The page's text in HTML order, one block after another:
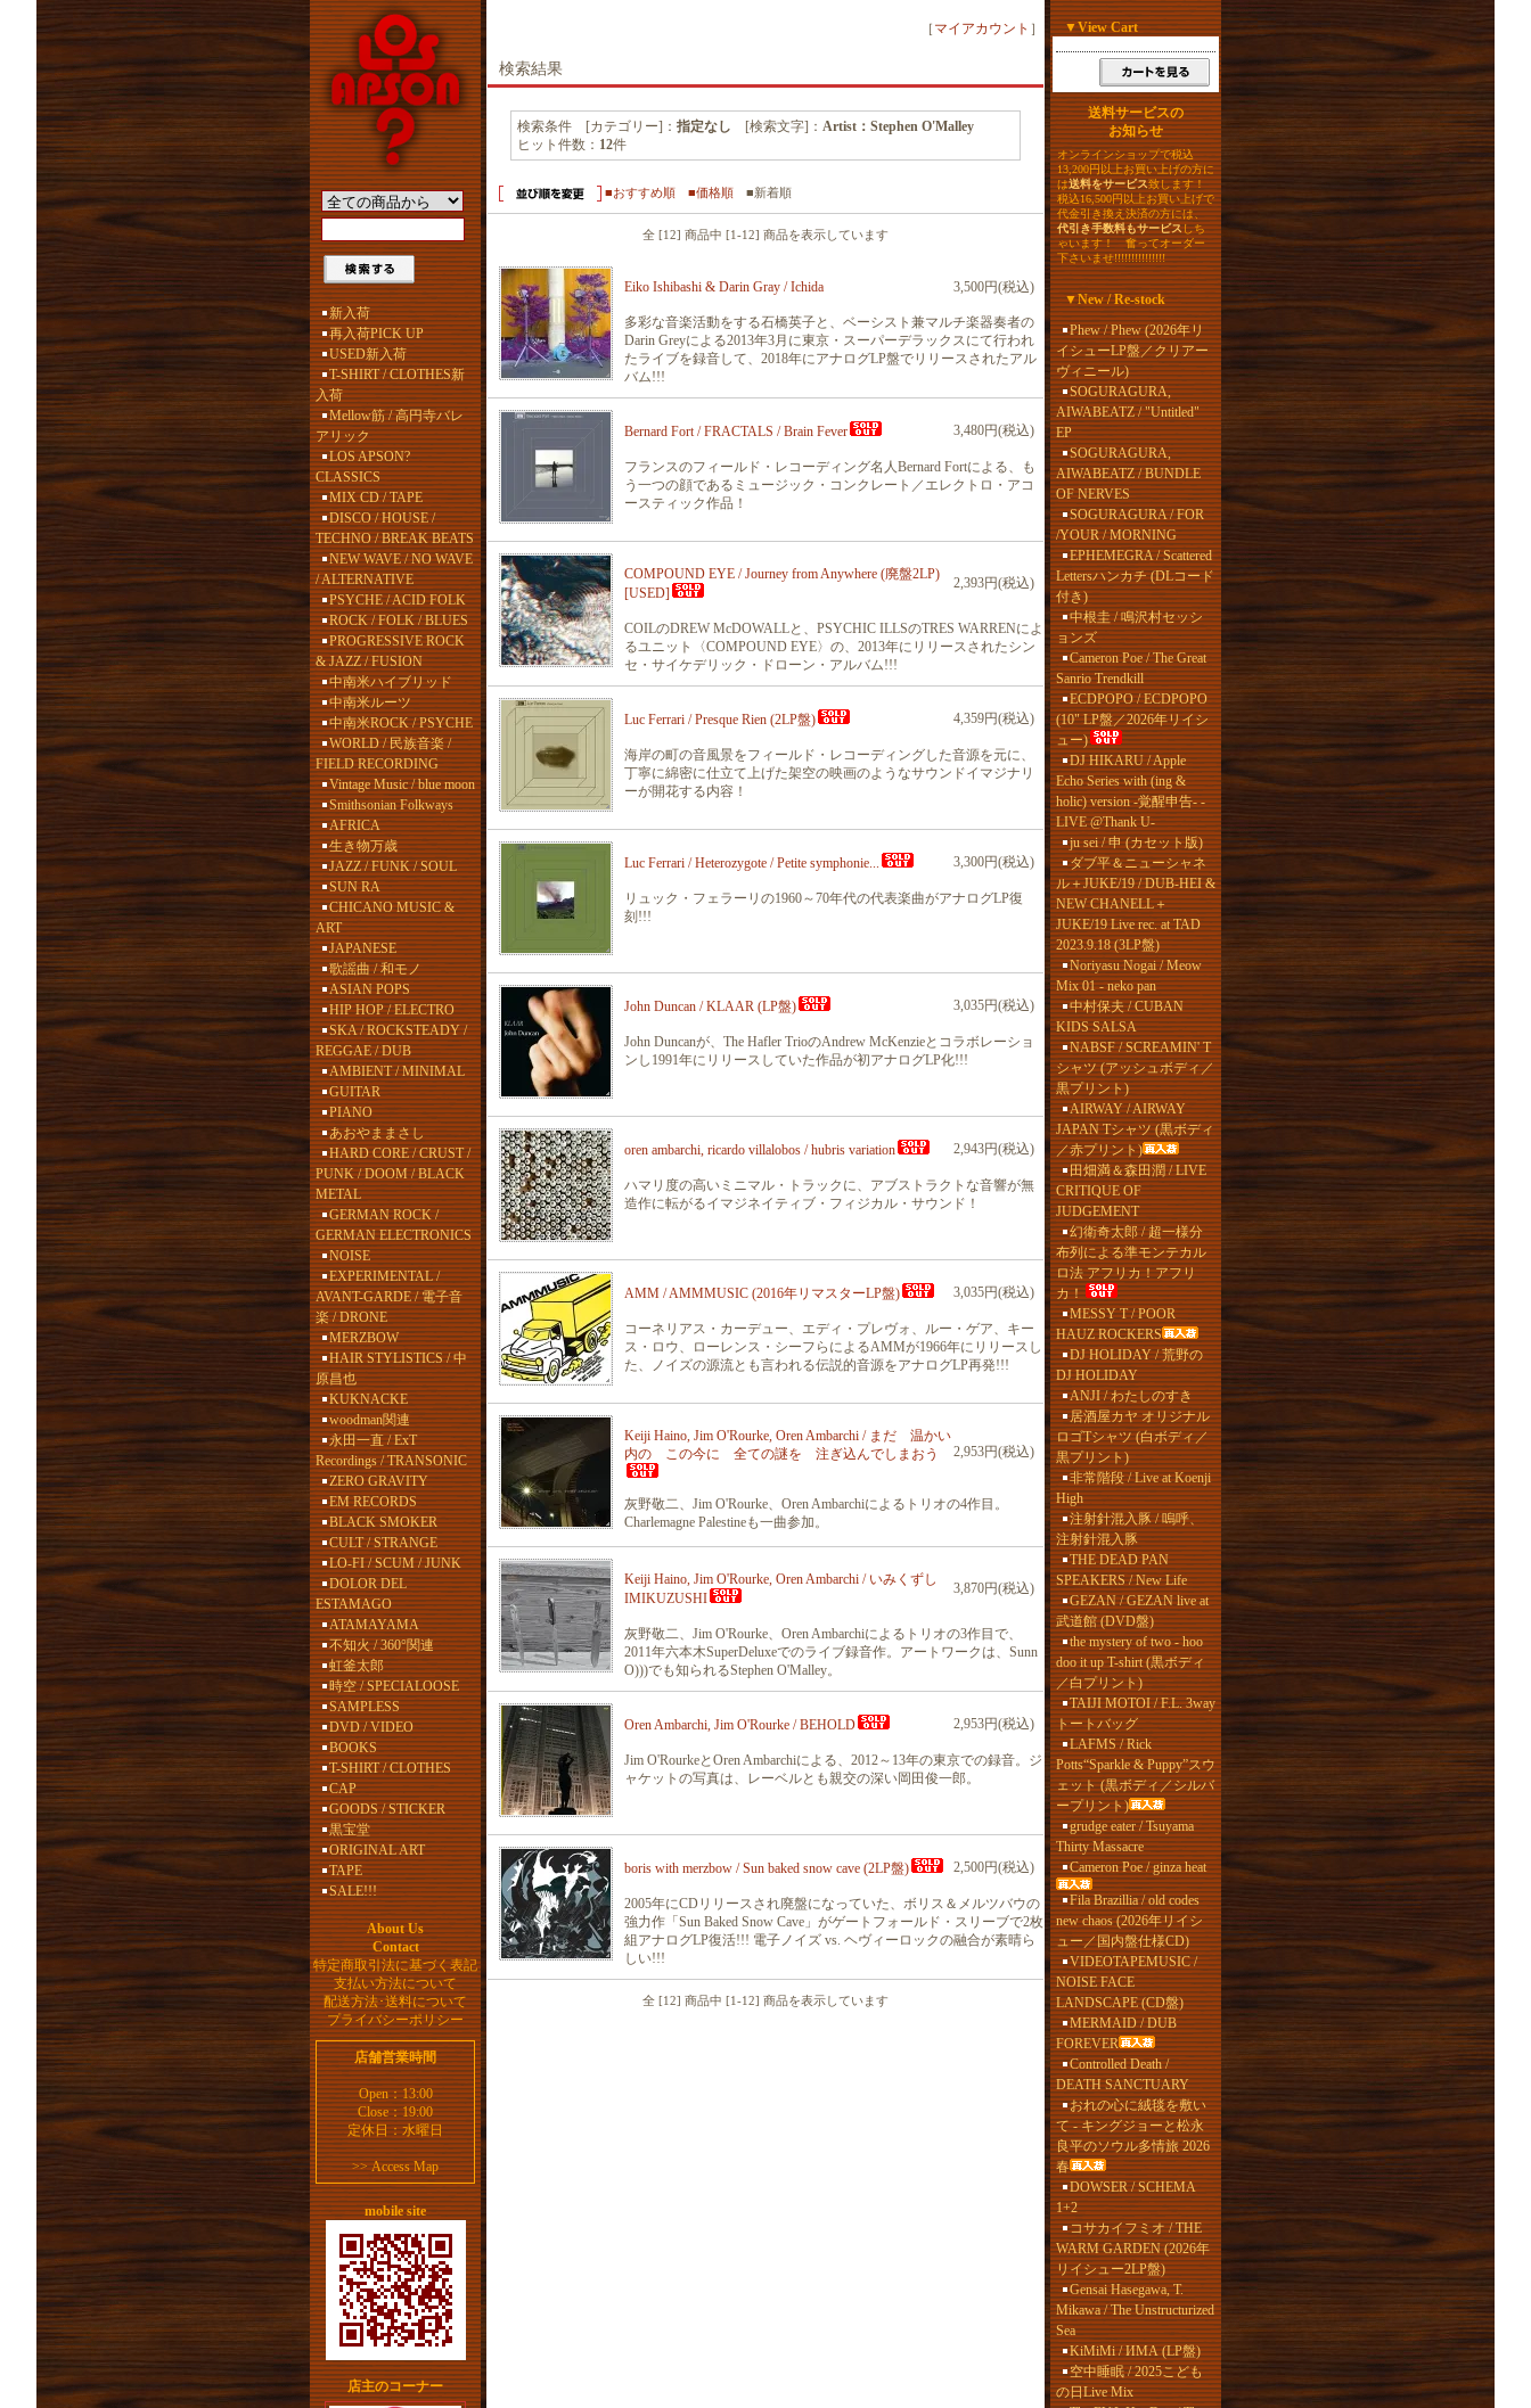
新入荷
再入荷PICK UP
USED新入荷
T-SHIRT / CLOTHES新
入荷
Mellow筋 / 高円寺バレ
アリック
LOS APSON?
CLASSICS
MIX CD / TAPE
DISCO / HOUSE /
TECHNO / BREAK BEATS
NEW WAVE / NO WAVE
/ ALTERNATIVE
PSYCHE / ACID FOLK
ROCK / FOLK / BLUES
PROGRESSIVE ROCK
& JAZZ / FUSION
中南米ハイブリッド
中南米ルーツ
中南米ROCK / PSYCHE
WORLD / 民族音楽 /
FIELD RECORDING
Vintage Music / blue moon
Smithsonian Folkways
AFRICA
生き物万歳
JAZZ / FUNK / SOUL
SUN RA
CHICANO MUSIC &
ART
JAPANESE
歌謡曲 / 和モノ
ASIAN POPS
HIP HOP / ELECTRO
SKA / ROCKSTEADY /
REGGAE / DUB
AMBIENT / MINIMAL
GUITAR
PIANO
あおやままさし
HARD CORE / CRUST /
PUNK / DOOM / BLACK
METAL
GERMAN ROCK /
GERMAN ELECTRONICS
NOISE
EXPERIMENTAL /
AVANT-GARDE / 電子音
楽 / DRONE
MERZBOW
HAIR STYLISTICS / 中
原昌也
KUKNACKE
woodman関連
永田一直 / ExT
Recordings / TRANSONIC
ZERO GRAVITY
EM RECORDS
BLACK SMOKER
CULT / STRANGE
LO-FI / SCUM / JUNK
DOLOR DEL
ESTAMAGO
ATAMAYAMA
不知火 / 360°関連
虹釜太郎
時空 / SPECIALOOSE
SAMPLESS
DVD / VIDEO
BOOKS
T-SHIRT / CLOTHES
CAP
GOODS / STICKER
黒宝堂
ORIGINAL ART
TAPE
SALE!!!
About Us
Contact
特定商取引法に基づく表記
支払い方法について
配送方法･送料について
プライバシーポリシー
店舗営業時間
Open：13:00
Close：19:00
定休日：水曜日
>>Access Map
mobile site
店主のコーナー
［ マイアカウント ］
検索結果
検索条件 [カテゴリー]： 指定なし [検索文字]： Artist：Stephen O'Malley
ヒット件数： 12件
■おすすめ順 ■価格順 ■新着順
全 [12] 商品中 [1-12] 商品を表示しています
Eiko Ishibashi & Darin Gray / Ichida 3,500円(税込)
多彩な音楽活動をする石橋英子と、ベーシスト兼マルチ楽器奏者の
Darin Greyによる2013年3月に東京・スーパーデラックスにて行われ
たライブを録音して、2018年にアナログLP盤でリリースされたアル
バム!!!
Bernard Fort / FRACTALS / Brain Fever 3,480円(税込)
フランスのフィールド・レコーディング名人Bernard Fortによる、も
う一つの顔であるミュージック・コンクレート／エレクトロ・アコ
ースティック作品！
COMPOUND EYE / Journey from Anywhere (廃盤2LP)
[USED]
2,393円(税込)
COILのDREW McDOWALLと、PSYCHIC ILLSのTRES WARRENによ
るユニット〈COMPOUND EYE〉の、2013年にリリースされたシン
セ・サイケデリック・ドローン・アルバム!!!
Luc Ferrari / Presque Rien (2LP盤) 4,359円(税込)
海岸の町の音風景をフィールド・レコーディングした音源を元に、
丁寧に綿密に仕立て上げた架空の映画のようなサウンドイマジナリ
ーが開花する内容！
Luc Ferrari / Heterozygote / Petite symphonie... 3,300円(税込)
リュック・フェラーリの1960～70年代の代表楽曲がアナログLP復
刻!!!
John Duncan / KLAAR (LP盤) 3,035円(税込)
John Duncanが、The Hafler TrioのAndrew McKenzieとコラボレーショ
ンし1991年にリリースしていた作品が初アナログLP化!!!
oren ambarchi, ricardo villalobos / hubris variation 2,943円(税込)
ハマリ度の高いミニマル・トラックに、アブストラクトな音響が無
造作に転がるイマジネイティブ・フィジカル・サウンド！
AMM / AMMMUSIC (2016年リマスターLP盤) 3,035円(税込)
コーネリアス・カーデュー、エディ・プレヴォ、ルー・ゲア、キー
ス・ロウ、ローレンス・シーフらによるAMMが1966年にリリースし
た、ノイズの源流とも言われる伝説的音源をアナログLP再発!!!
Keiji Haino, Jim O'Rourke, Oren Ambarchi / まだ 温かい
内の この今に 全ての謎を 注ぎ込んでしまおう
2,953円(税込)
灰野敬二、Jim O'Rourke、Oren Ambarchiによるトリオの4作目。
Charlemagne Palestineも一曲参加。
Keiji Haino, Jim O'Rourke, Oren Ambarchi / いみくずし
IMIKUZUSHI
3,870円(税込)
灰野敬二、Jim O'Rourke、Oren Ambarchiによるトリオの3作目で、
2011年六本木SuperDeluxeでのライブ録音作。アートワークは、Sunn
O)))でも知られるStephen O'Malley。
Oren Ambarchi, Jim O'Rourke / BEHOLD 2,953円(税込)
Jim O'RourkeとOren Ambarchiによる、2012～13年の東京での録音。ジ
ャケットの写真は、レーベルとも親交の深い岡田俊一郎。
boris with merzbow / Sun baked snow cave (2LP盤) 2,500円(税込)
2005年にCDリリースされ廃盤になっていた、ボリス＆メルツバウの
強力作「Sun Baked Snow Cave」がゲートフォールド・スリーブで2枚
組アナログLP復活!!! 電子ノイズ vs. ヘヴィーロックの融合が素晴ら
しい!!!
全 [12] 商品中 [1-12] 商品を表示しています
▼View Cart
送料サービスの
お知らせ
オンラインショップで税込
13,200円以上お買い上げの方に
は送料をサービス致します！
税込16,500円以上お買い上げで
代金引き換え決済の方には、
代引き手数料もサービスしち
ゃいます！ 奮ってオーダー
下さいませ!!!!!!!!!!!!!!!
▼New / Re-stock
Phew / Phew (2026年リ
イシューLP盤／クリアー
ヴィニール)
SOGURAGURA,
AIWABEATZ / "Untitled"
EP
SOGURAGURA,
AIWABEATZ / BUNDLE
OF NERVES
SOGURAGURA / FOR
/YOUR / MORNING
EPHEMEGRA / Scattered
Lettersハンカチ (DLコード
付き)
中根圭 / 鳴沢村セッシ
ョンズ
Cameron Poe / The Great
Sanrio Trendkill
ECDPOPO / ECDPOPO
(10" LP盤／2026年リイシ
ュー)
DJ HIKARU / Apple
Echo Series with (ing &
holic) version -覚醒申告- -
LIVE @Thank U-
ju sei / 申 (カセット版)
ダブ平＆ニューシャネ
ル＋JUKE/19 / DUB-HEI &
NEW CHANELL＋
JUKE/19 Live rec. at TAD
2023.9.18 (3LP盤)
Noriyasu Nogai / Meow
Mix 01 - neko pan
中村保夫 / CUBAN
KIDS SALSA
NABSF / SCREAMIN' T
シャツ (アッシュボディ／
黒プリント)
AIRWAY / AIRWAY
JAPAN Tシャツ (黒ボディ
／赤プリント)
田畑満＆森田潤 / LIVE
CRITIQUE OF
JUDGEMENT
幻衛奇太郎 / 超一様分
布列による準モンテカル
ロ法 アフリカ！アフリ
カ！
MESSY T / POOR
HAUZ ROCKERS
DJ HOLIDAY / 荒野の
DJ HOLIDAY
ANJI / わたしのすき
居酒屋カヤ オリジナル
ロゴTシャツ (白ボディ／
黒プリント)
非常階段 / Live at Koenji
High
注射針混入豚 / 嗚呼、
注射針混入豚
THE DEAD PAN
SPEAKERS / New Life
GEZAN / GEZAN live at
武道館 (DVD盤)
the mystery of two - hoo
doo it up T-shirt (黒ボディ
／白プリント)
TAIJI MOTOI / F.L. 3way
トートバッグ
LAFMS / Rick
Potts“Sparkle & Puppy”スウ
ェット (黒ボディ／シルバ
ープリント)
grudge eater / Tsuyama
Thirty Massacre
Cameron Poe / ginza heat
Fila Brazillia / old codes
new chaos (2026年リイシ
ュー／国内盤仕様CD)
VIDEOTAPEMUSIC /
NOISE FACE
LANDSCAPE (CD盤)
MERMAID / DUB
FOREVER
Controlled Death /
DEATH SANCTUARY
おれの心に絨毯を敷い
て - キングジョーと松永
良平のソウル多情旅 2026
春
DOWSER / SCHEMA
1+2
コサカイフミオ / THE
WARM GARDEN (2026年
リイシュー2LP盤)
Gensai Hasegawa, T.
Mikawa / The Unstructurized
Sea
KiMiMi / ИМА (LP盤)
空中睡眠 / 2025こども
の日Live Mix